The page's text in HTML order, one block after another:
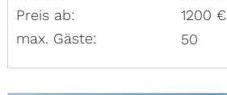
Preis ab:
1200 €
max. Gäste:
50